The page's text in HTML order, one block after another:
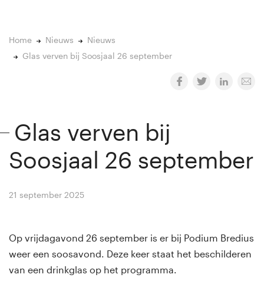
Home Nieuws
Nieuws
Glas verven bij Soosjaal 26 september
Glas verven bij
Soosjaal 26 september
21 september 2025
Op vrijdagavond 26 september is er bij Podium Bredius
weer een soosavond. Deze keer staat het beschilderen
van een drinkglas op het programma.